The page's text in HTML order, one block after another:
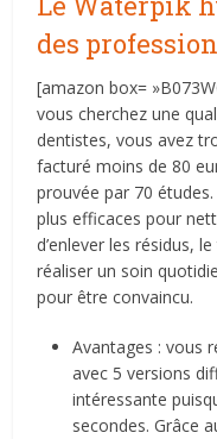
des
[amazon box=
vous cherchez une
dentistes, vous avez
facturé moins de 80
prouvée par 70 études.
plus efficaces pour
d’enlever les résidus,
réaliser un soin
pour être convaincu.
Avantages : vous
avec 5 versions
intéressante
secondes. Grâce